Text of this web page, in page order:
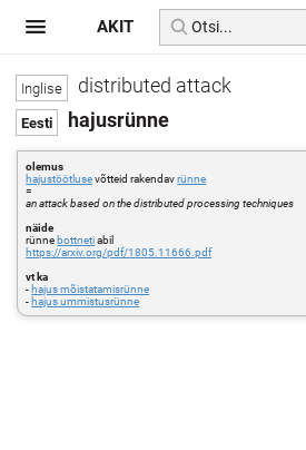
distributed attack
hajusrünne
olemus
hajustöötlusevõtteid rakendavrünne
=
an attack based on the distributed processing techniques
näide
rünne bottnetiabil
https://arxiv.org/pdf/1805.11666.pdf
vt ka
- hajus mõistatamisrünne
- hajus ummistusrünne
AKIT